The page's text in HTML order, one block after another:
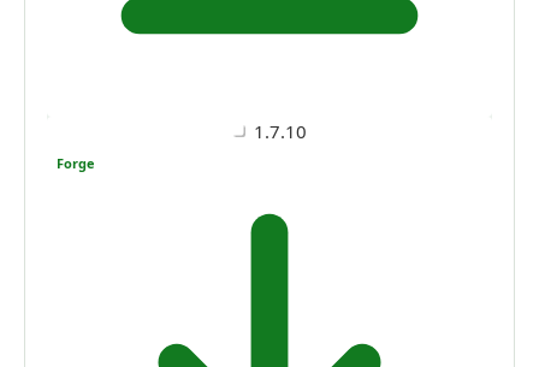
1.7.10
Forge